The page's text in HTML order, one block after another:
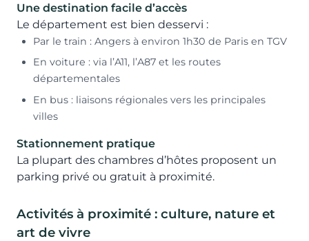
Une destination facile d’accès
Le département est bien desservi :
Par le train : Angers à environ 1h30 de Paris en TGV
En voiture : via l’A11, l’A87 et les routes
départementales
En bus : liaisons régionales vers les principales
villes
Stationnement pratique
La plupart des chambres d’hôtes proposent un
parking privé ou gratuit à proximité.
Activités à proximité : culture, nature et
art de vivre